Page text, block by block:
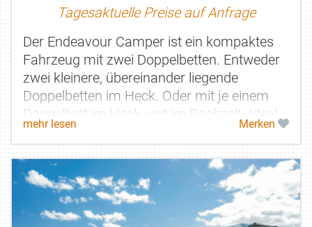
Tagesaktuelle Preise auf Anfrage
Der Endeavour Camper ist ein kompaktes
Fahrzeug mit zwei Doppelbetten. Entweder
zwei kleinere, übereinander liegende
Doppelbetten im Heck. Oder mit je einem
Doppelbett im Heck und im Dachzelt. Ideal
für preisbewusste Familien, die auf...
mehr lesen Merken